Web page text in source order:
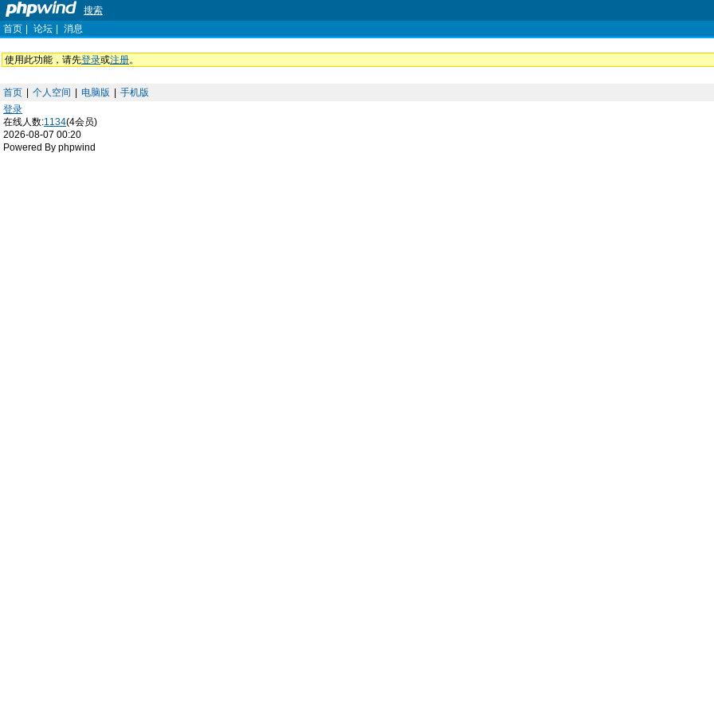
搜索
首页
论坛 消息
使用此功能，请先登录或注册。
首页 个人空间 电脑版
手机版
登录
在线人数:1134(4会员)
2026-08-07 00:20
Powered By phpwind